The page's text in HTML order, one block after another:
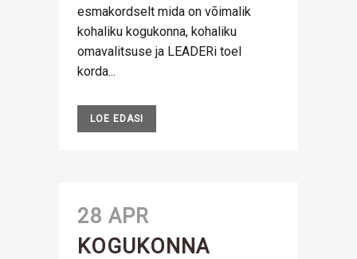
esmakordselt mida on võimalik
kohaliku kogukonna, kohaliku
omavalitsuse ja LEADERi toel
korda...
LOE EDASI
28 APR
KOGUKONNA